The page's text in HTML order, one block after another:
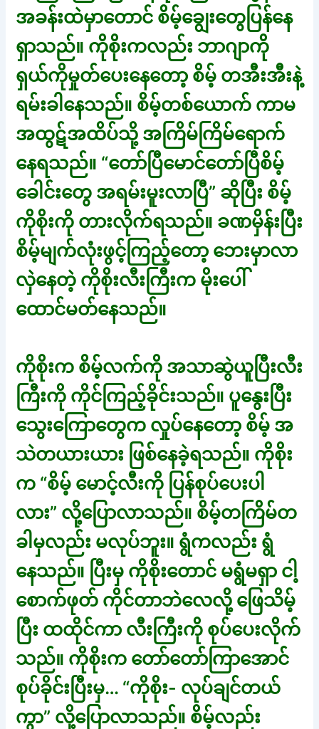
အခန်းထဲမှာတောင် စိမ့်ချွေးတွေပြန်နေ
ရှာသည်။ ကိုစိုးကလည်း ဘာဂျာကို
ရှယ်ကိုမှုတ်ပေးနေတော့ စိမ့် တအီးအီးနဲ့
ရမ်းခါနေသည်။ စိမ့်တစ်ယောက် ကာမ
အထွဋ်အထိပ်သို့ အကြိမ်ကြိမ်ရောက်
နေရသည်။ “တော်ပြီမောင်တော်ပြီစိမ့်
ခေါင်းတွေ အရမ်းမူးလာပြီ” ဆိုပြီး စိမ့်
ကိုစိုးကို တားလိုက်ရသည်။ ခဏမှိန်းပြီး
စိမ့်မျက်လုံးဖွင့်ကြည့်တော့ ဘေးမှာလာ
လှဲနေတဲ့ ကိုစိုးလီးကြီးက မိုးပေါ်
ထောင်မတ်နေသည်။
ကိုစိုးက စိမ့်လက်ကို အသာဆွဲယူပြီးလီး
ကြီးကို ကိုင်ကြည့်ခိုင်းသည်။ ပူနွေးပြီး
သွေးကြောတွေက လှုပ်နေတော့ စိမ့် အ
သဲတယားယား ဖြစ်နေခဲ့ရသည်။ ကိုစိုး
က “စိမ့် မောင့်လီးကို ပြန်စုပ်ပေးပါ
လား” လို့ပြောလာသည်။ စိမ့်တကြိမ်တ
ခါမှလည်း မလုပ်ဘူး။ ရွံကလည်း ရွံ
နေသည်။ ပြီးမှ ကိုစိုးတောင် မရွံမရှာ ငါ့
စောက်ဖုတ် ကိုင်တာဘဲလေလို့ ဖြေသိမ့်
ပြီး ထထိုင်ကာ လီးကြီးကို စုပ်ပေးလိုက်
သည်။ ကိုစိုးက တော်တော်ကြာအောင်
စုပ်ခိုင်းပြီးမှ… “ကိုစိုး- လုပ်ချင်တယ်
ကွာ” လို့ပြောလာသည်။ စိမ့်လည်း